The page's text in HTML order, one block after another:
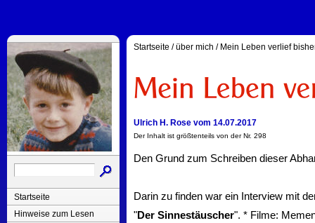
Startseite
Hinweise zum Lesen
Startseite /über mich / Mein Leben verlief
Ulrich H. Rose vom 14.07.2017
Der Inhalt ist größtenteils von der Nr. 298
Den Grund zum Schreiben dieser
Darin zu finden war ein Interview mit
"Der Sinnestäuscher". * Filme: